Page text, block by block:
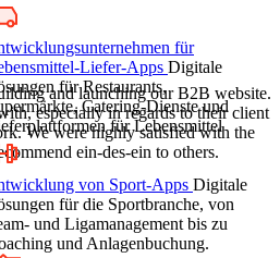
and launching our B2B website.
especially in regards to their client
We were highly satisfied with the
ein-des-ein to others.
für
Liefer-Apps Digitale
für Restaurants,
Catering-Dienste und
für Lebensmittel
von Sport-Apps Digitale
für die Sportbranche, von
und Ligamanagement bis zu
und Anlagenbuchung.